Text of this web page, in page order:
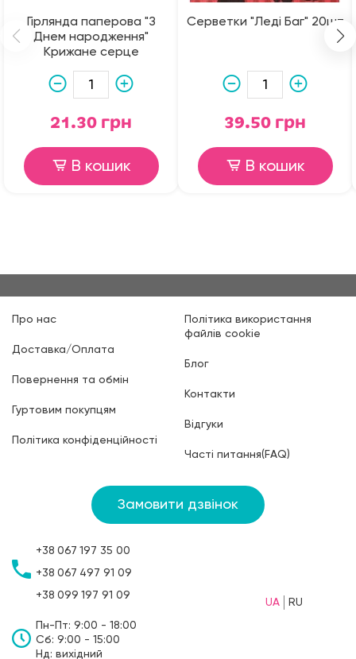
Гірлянда паперова "З
Днем народження"
Крижане серце
21.30 грн
В кошик
Серветки "Леді Баг" 20шт
39.50 грн
В кошик
Про нас
Доставка/Оплата
Повернення та обмін
Гуртовим покупцям
Політика конфіденційності
Політика використання
файлів cookie
Блог
Контакти
Відгуки
Часті питання(FAQ)
Замовити дзвінок
+38 067 197 35 00
+38 067 497 91 09
+38 099 197 91 09
Пн-Пт: 9:00 - 18:00
Сб: 9:00 - 15:00
Нд: вихідний
UA RU